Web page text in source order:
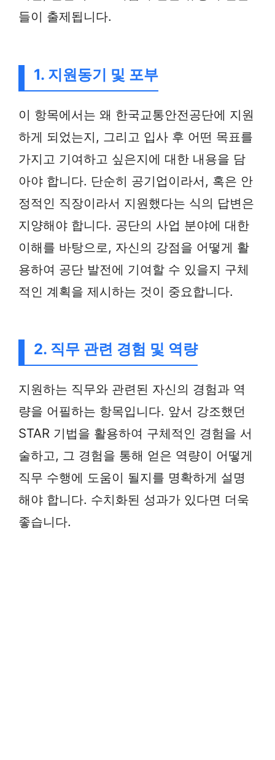
들이 출제됩니다.
1. 지원동기 및 포부
이 항목에서는 왜 한국교통안전공단에 지원
하게 되었는지, 그리고 입사 후 어떤 목표를
가지고 기여하고 싶은지에 대한 내용을 담
아야 합니다. 단순히 공기업이라서, 혹은 안
정적인 직장이라서 지원했다는 식의 답변은
지양해야 합니다. 공단의 사업 분야에 대한
이해를 바탕으로, 자신의 강점을 어떻게 활
용하여 공단 발전에 기여할 수 있을지 구체
적인 계획을 제시하는 것이 중요합니다.
2. 직무 관련 경험 및 역량
지원하는 직무와 관련된 자신의 경험과 역
량을 어필하는 항목입니다. 앞서 강조했던
STAR 기법을 활용하여 구체적인 경험을 서
술하고, 그 경험을 통해 얻은 역량이 어떻게
직무 수행에 도움이 될지를 명확하게 설명
해야 합니다. 수치화된 성과가 있다면 더욱
좋습니다.